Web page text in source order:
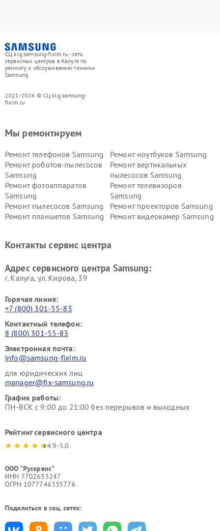
СЦ klg.samsung-fixim.ru - сеть
сервисных центров в Калуге по
ремонту и обслуживанию техники
Samsung
2021-2026 © СЦ klg.samsung-
fixim.ru
Мы ремонтируем
Ремонт телефонов Samsung
Ремонт ноутбуков Samsung
Ремонт роботов-пылесосов
Samsung
Ремонт вертикальных
пылесосов Samsung
Ремонт фотоаппаратов
Samsung
Ремонт телевизоров
Samsung
Ремонт пылесосов Samsung
Ремонт проекторов Samsung
Ремонт планшетов Samsung
Ремонт видеокамер Samsung
Контакты сервис центра
Адрес сервисного центра Samsung:
г. Калуга, ул. Кирова, 39
Горячая линия:
+7 (800) 301-55-83
Контактный телефон:
8 (800) 301-55-83
Электронная почта:
info@samsung-fixim.ru
для юридических лиц
manager@fix-samsung.ru
График работы:
ПН-ВСК с 9:00 до 21:00 без перерывов и выходных
Рейтинг сервисного центра
4.9-5.0
ООО "Русервис"
ИНН 7702633247
ОГРН 1077746335776
Поделиться в соц. сетях: